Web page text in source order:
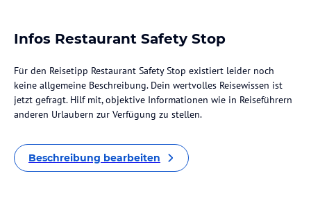
Infos Restaurant Safety Stop
Für den Reisetipp Restaurant Safety Stop existiert leider noch
keine allgemeine Beschreibung. Dein wertvolles Reisewissen ist
jetzt gefragt. Hilf mit, objektive Informationen wie in Reiseführern
anderen Urlaubern zur Verfügung zu stellen.
Beschreibung bearbeiten